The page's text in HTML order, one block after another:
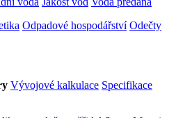
Odpadové hospodářství Odečty
Vývojové kalkulace Specifikace